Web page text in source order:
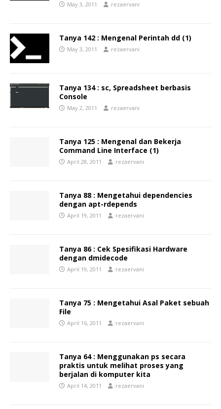
May 3, 2011 rezaervani
Tanya 142 : Mengenal Perintah dd (1)
May 3, 2011 rezaervani
Tanya 134 : sc, Spreadsheet berbasis
Console
May 2, 2011 rezaervani
Tanya 125 : Mengenal dan Bekerja
Command Line Interface (1)
April 28, 2011 rezaervani
Tanya 88 : Mengetahui dependencies
dengan apt-rdepends
April 19, 2011 rezaervani
Tanya 86 : Cek Spesifikasi Hardware
dengan dmidecode
April 19, 2011 rezaervani
Tanya 75 : Mengetahui Asal Paket sebuah
File
April 16, 2011 rezaervani
Tanya 64 : Menggunakan ps secara
praktis untuk melihat proses yang
berjalan di komputer kita
April 14, 2011 rezaervani